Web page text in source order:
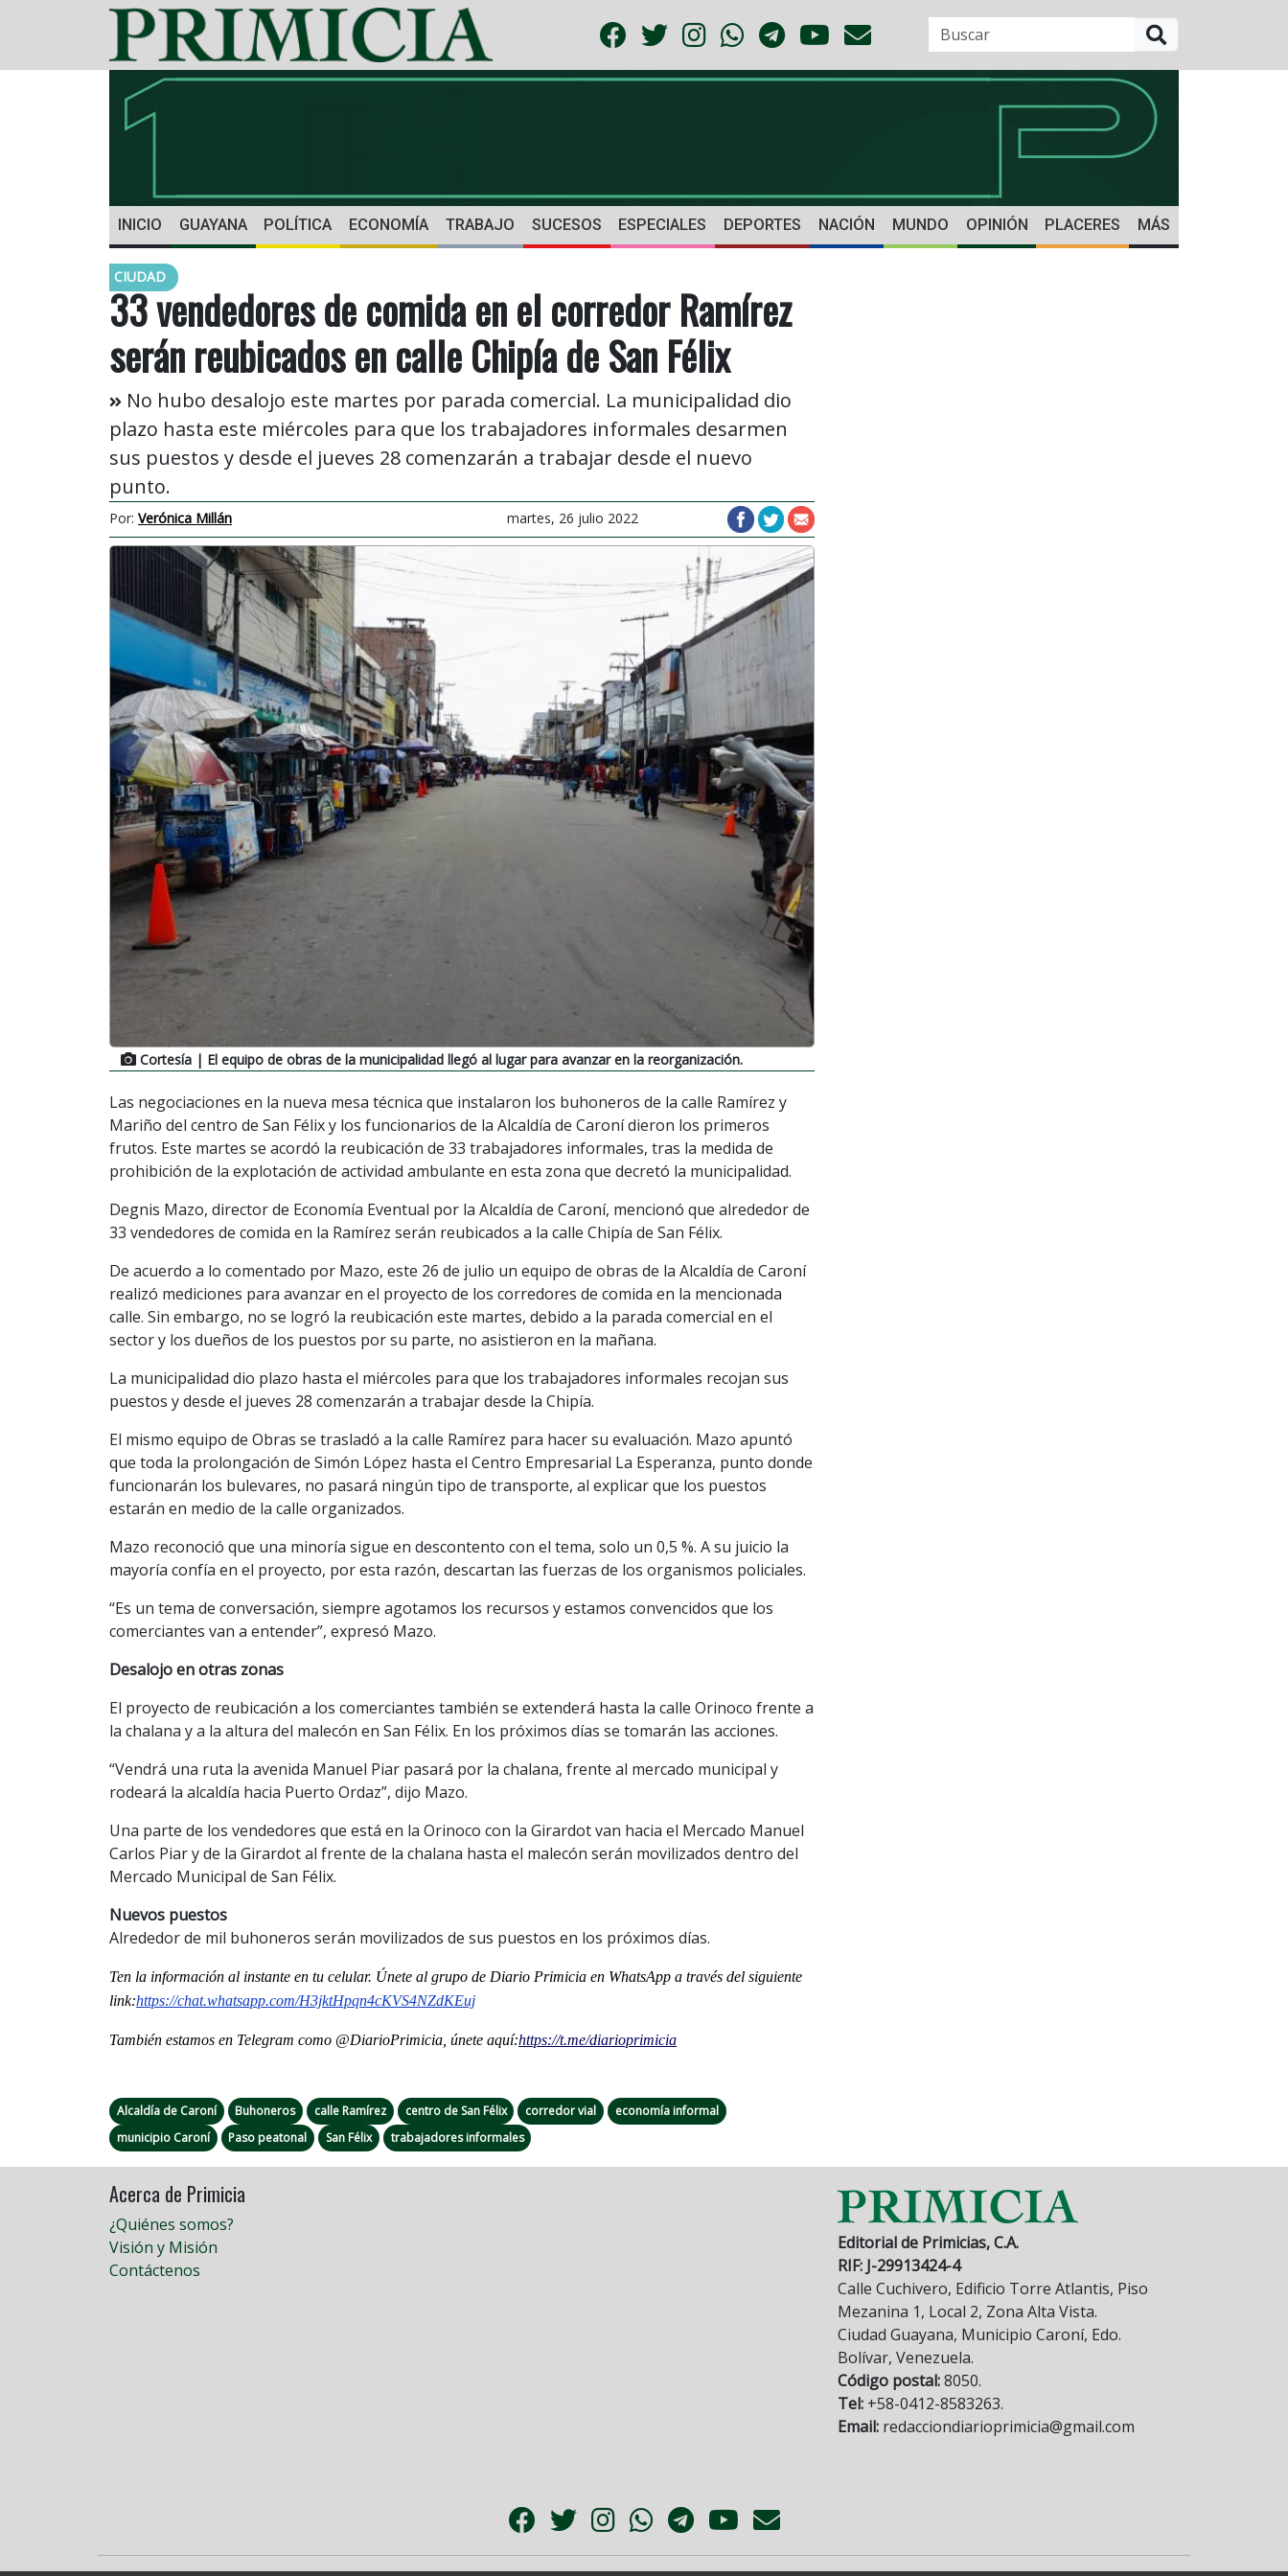
INICIO GUAYANA POLÍTICA ECONOMÍA TRABAJO SUCESOS ESPECIALES DEPORTES NACIÓN MUNDO OPINIÓN PLACERES MÁS
CIUDAD
33 vendedores de comida en el corredor Ramírez
serán reubicados en calle Chipía de San Félix
No hubo desalojo este martes por parada comercial. La municipalidad dio
plazo hasta este miércoles para que los trabajadores informales desarmen
sus puestos y desde el jueves 28 comenzarán a trabajar desde el nuevo
punto.
Por: Verónica Millán martes, 26 julio 2022
Cortesía | El equipo de obras de la municipalidad llegó al lugar para avanzar en la reorganización.
Las negociaciones en la nueva mesa técnica que instalaron los buhoneros de la calle Ramírez y
Mariño del centro de San Félix y los funcionarios de la Alcaldía de Caroní dieron los primeros
frutos. Este martes se acordó la reubicación de 33 trabajadores informales, tras la medida de
prohibición de la explotación de actividad ambulante en esta zona que decretó la municipalidad.
Degnis Mazo, director de Economía Eventual por la Alcaldía de Caroní, mencionó que alrededor de
33 vendedores de comida en la Ramírez serán reubicados a la calle Chipía de San Félix.
De acuerdo a lo comentado por Mazo, este 26 de julio un equipo de obras de la Alcaldía de Caroní
realizó mediciones para avanzar en el proyecto de los corredores de comida en la mencionada
calle. Sin embargo, no se logró la reubicación este martes, debido a la parada comercial en el
sector y los dueños de los puestos por su parte, no asistieron en la mañana.
La municipalidad dio plazo hasta el miércoles para que los trabajadores informales recojan sus
puestos y desde el jueves 28 comenzarán a trabajar desde la Chipía.
El mismo equipo de Obras se trasladó a la calle Ramírez para hacer su evaluación. Mazo apuntó
que toda la prolongación de Simón López hasta el Centro Empresarial La Esperanza, punto donde
funcionarán los bulevares, no pasará ningún tipo de transporte, al explicar que los puestos
estarán en medio de la calle organizados.
Mazo reconoció que una minoría sigue en descontento con el tema, solo un 0,5 %. A su juicio la
mayoría confía en el proyecto, por esta razón, descartan las fuerzas de los organismos policiales.
“Es un tema de conversación, siempre agotamos los recursos y estamos convencidos que los
comerciantes van a entender”, expresó Mazo.
Desalojo en otras zonas
El proyecto de reubicación a los comerciantes también se extenderá hasta la calle Orinoco frente a
la chalana y a la altura del malecón en San Félix. En los próximos días se tomarán las acciones.
“Vendrá una ruta la avenida Manuel Piar pasará por la chalana, frente al mercado municipal y
rodeará la alcaldía hacia Puerto Ordaz”, dijo Mazo.
Una parte de los vendedores que está en la Orinoco con la Girardot van hacia el Mercado Manuel
Carlos Piar y de la Girardot al frente de la chalana hasta el malecón serán movilizados dentro del
Mercado Municipal de San Félix.
Nuevos puestos
Alrededor de mil buhoneros serán movilizados de sus puestos en los próximos días.
Ten la información al instante en tu celular. Únete al grupo de Diario Primicia en WhatsApp a través del siguiente
link:https://chat.whatsapp.com/H3jktHpqn4cKVS4NZdKEuj
También estamos en Telegram como @DiarioPrimicia, únete aquí:https://t.me/diarioprimicia
Alcaldía de Caroní Buhoneros calle Ramírez centro de San Félix corredor vial
economía informal
municipio Caroní
Paso peatonal San Félix trabajadores informales
Acerca de Primicia
¿Quiénes somos?
Visión y Misión
Contáctenos
Editorial de Primicias, C.A.
RIF: J-29913424-4
Calle Cuchivero, Edificio Torre Atlantis, Piso
Mezanina 1, Local 2, Zona Alta Vista.
Ciudad Guayana, Municipio Caroní, Edo.
Bolívar, Venezuela.
Código postal:8050.
Tel: +58-0412-8583263.
Email: redacciondiarioprimicia@gmail.com